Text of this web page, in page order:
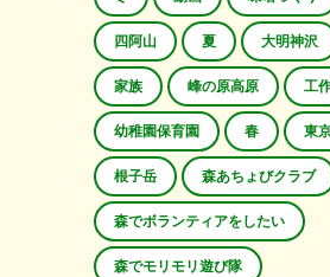
四阿山 夏 大明神沢
家族 峰の原高原 工
幼稚園保育園 春 東
根子岳 森あちょびクラブ
森でボランティアをしたい
森でモリモリ遊び隊